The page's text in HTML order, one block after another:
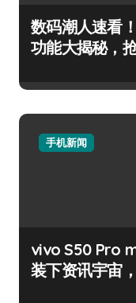
数码潮人速看
功能大揭秘，
手机新闻
vivo S50 Pro
装下资讯宇宙